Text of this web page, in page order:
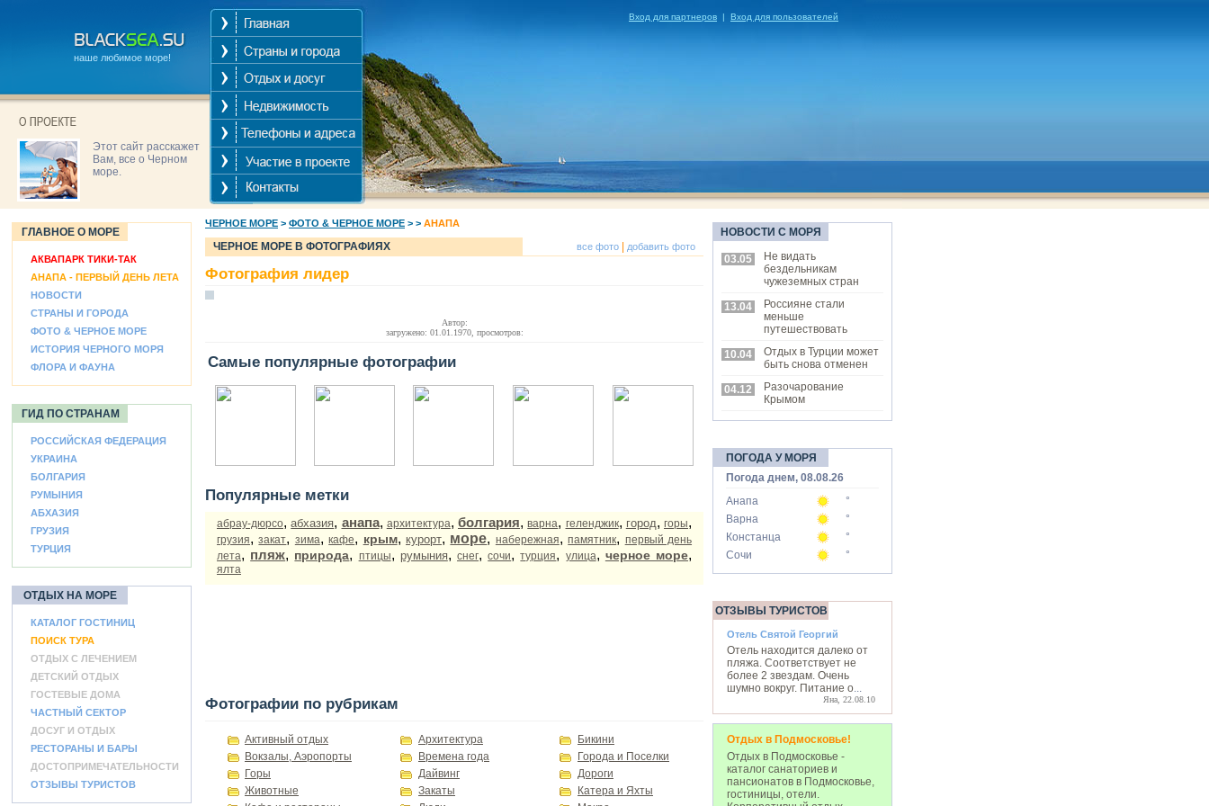
наше любимое море!
Этот сайт расскажет
Вам, все о Черном
море.
Вход для партнеров | Вход для пользователей
ГЛАВНОЕ О МОРЕ
АКВАПАРК ТИКИ-ТАК
АНАПА - ПЕРВЫЙ ДЕНЬ ЛЕТА
НОВОСТИ
СТРАНЫ И ГОРОДА
ФОТО & ЧЕРНОЕ МОРЕ
ИСТОРИЯ ЧЕРНОГО МОРЯ
ФЛОРА И ФАУНА
ГИД ПО СТРАНАМ
РОССИЙСКАЯ ФЕДЕРАЦИЯ
УКРАИНА
БОЛГАРИЯ
РУМЫНИЯ
АБХАЗИЯ
ГРУЗИЯ
ТУРЦИЯ
ОТДЫХ НА МОРЕ
КАТАЛОГ ГОСТИНИЦ
ПОИСК ТУРА
ОТДЫХ С ЛЕЧЕНИЕМ
ДЕТСКИЙ ОТДЫХ
ГОСТЕВЫЕ ДОМА
ЧАСТНЫЙ СЕКТОР
ДОСУГ И ОТДЫХ
РЕСТОРАНЫ И БАРЫ
ДОСТОПРИМЕЧАТЕЛЬНОСТИ
ОТЗЫВЫ ТУРИСТОВ
ЧЕРНОЕ МОРЕ > ФОТО & ЧЕРНОЕ МОРЕ > > АНАПА
ЧЕРНОЕ МОРЕ В ФОТОГРАФИЯХ все фото добавить фото
Фотография лидер
Автор:
загружено: 01.01.1970, просмотров:
Самые популярные фотографии
Популярные метки
абрау-дюрсо,абхазия, анапа, архитектура, болгария,варна, геленджик, город, горы,
грузия,закат, зима,кафе, крым, курорт, море, набережная,памятник, первый день
лета, пляж, природа, птицы, румыния,снег,сочи,турция, улица, черное море,
ялта
Фотографии по рубрикам
Активный отдых Архитектура
Бикини
Вокзалы, Аэропорты
Времена года
Города и Поселки
Горы
Дайвинг
Дороги
Животные
Закаты
Катера и Яхты
НОВОСТИ С МОРЯ
03.05
Не видать
бездельникам
чужеземных стран
13.04
Россияне стали
меньше
путешествовать
10.04
Отдых в Турции может
быть снова отменен
04.12
Разочарование
Крымом
ПОГОДА У МОРЯ
Погода днем, 08.08.26
Анапа
°
Варна
°
Констанца
°
Сочи
°
ОТЗЫВЫ ТУРИСТОВ
Отель Святой Георгий
Отель находится далеко от
пляжа. Соответствует не
более 2 звездам. Очень
шумно вокруг. Питание о...
Яна, 22.08.10
Отдых в Подмосковье!
Отдых в Подмосковье -
каталог санаториев и
пансионатов в Подмосковье,
гостиницы, отели.